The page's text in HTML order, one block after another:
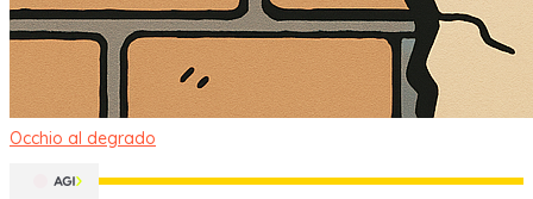
Occhio al degrado